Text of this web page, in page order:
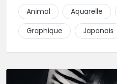
On vient de très loin pour
artiste ! N'hésitez pas à la
0648079720 ou messages sur Instagram ou
Facebook.
Animal Aquarelle
Graphique
Japonais